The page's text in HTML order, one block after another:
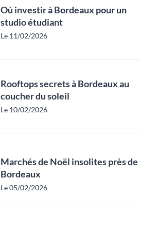
Où investir à Bordeaux pour un
studio étudiant
Le 11/02/2026
Rooftops secrets à Bordeaux au
coucher du soleil
Le 10/02/2026
Marchés de Noël insolites près de
Bordeaux
Le 05/02/2026